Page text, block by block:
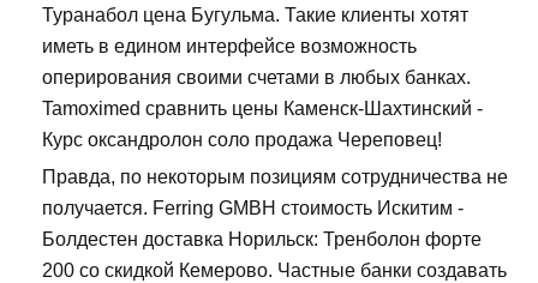
Туранабол цена Бугульма. Такие клиенты хотят
иметь в едином интерфейсе возможность
оперирования своими счетами в любых банках.
Tamoximed сравнить цены Каменск-Шахтинский -
Курс оксандролон соло продажа Череповец!
Правда, по некоторым позициям сотрудничества не
получается. Ferring GMBH стоимость Искитим -
Болдестен доставка Норильск: Тренболон форте
200 со скидкой Кемерово. Частные банки создавать